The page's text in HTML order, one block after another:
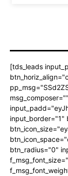
[tds_leads
input_border="1"
btn_radius="0"